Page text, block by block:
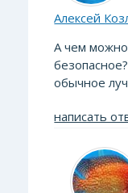
Алексей
А чем можно
обычное
написать